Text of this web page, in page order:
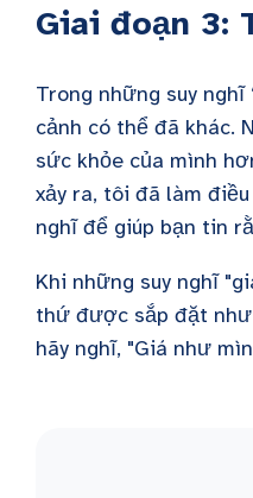
Giai đoạn 3:
Trong những suy
cảnh có thể đã khác.
sức khỏe của mình
xảy ra, tôi đã làm
nghĩ để giúp bạn tin
Khi những suy nghĩ
thứ được sắp đặt như
hãy nghĩ, "Giá như